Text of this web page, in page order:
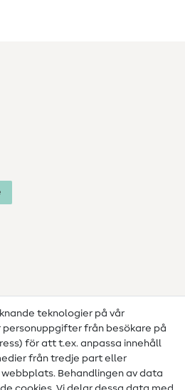
teknologier på vår
från besökare på
för att t.ex. anpassa innehåll
från tredje part eller
Behandlingen av data